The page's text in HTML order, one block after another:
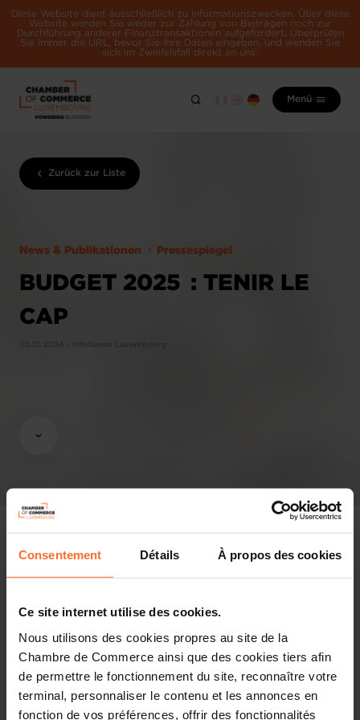
Consentement Détails À propos des cookies
Ce site internet utilise des cookies.
Nous utilisons des cookies propres au site de la
Chambre de Commerce ainsi que des cookies tiers afin
de permettre le fonctionnement du site, reconnaître votre
terminal, personnaliser le contenu et les annonces en
fonction de vos préférences, offrir des fonctionnalités
Diese Website dient ausschließlich zu Informationszwecken. Über diese
Website werden Sie weder zur Zahlung von Beiträgen noch zur
Durchführung anderer Finanztransaktionen aufgefordert. Überprüfen
Sie immer die URL, bevor Sie Ihre Daten eingeben, und wenden Sie
sich im Zweifelsfall direkt an uns.
Menü
Zurück zur Liste
News & Publikationen Pressespiegel
BUDGET 2025 : TENIR LE
CAP
C’est le texte le plus attendu de l’année, celui qui permet
de mettre en musique la politique gouvernementale : le